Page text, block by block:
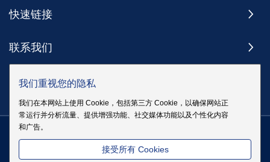
快速链接
联系我们
订阅
版权 @ 伊戈尔电气股份有限公司版权所有| 站点地图 | 隐私政策 粤
我们重视您的隐私
我们在本网站上使用 Cookie，包括第三方 Cookie，以确保网站正
常运行并分析流量、提供增强功能、社交媒体功能以及个性化内容
和广告。
接受所有 Cookies